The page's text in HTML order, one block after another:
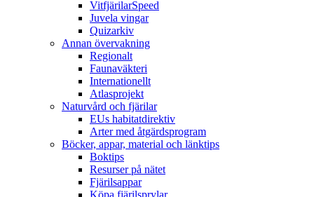
VitfjärilarSpeed
Juvela vingar
Quizarkiv
Annan övervakning
Regionalt
Faunaväkteri
Internationellt
Atlasprojekt
Naturvård och fjärilar
EUs habitatdirektiv
Arter med åtgärdsprogram
Böcker, appar, material och länktips
Boktips
Resurser på nätet
Fjärilsappar
Köpa fjärilsprylar